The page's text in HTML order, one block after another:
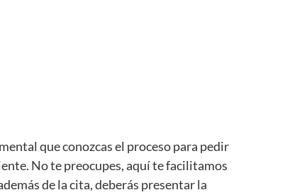
que conozcas el proceso para pedir
No te preocupes, aquí te facilitamos
de la cita, deberás presentar la